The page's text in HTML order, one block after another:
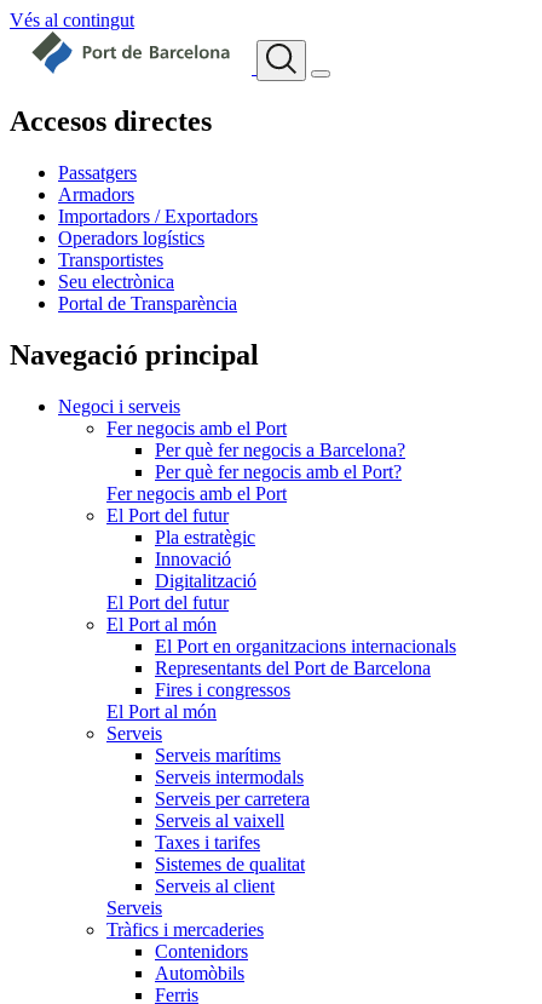
Vés al contingut
Accesos directes
Passatgers
Armadors
Importadors / Exportadors
Operadors logístics
Transportistes
Seu electrònica
Portal de Transparència
Navegació principal
Negoci i serveis
Fer negocis amb el Port
Per què fer negocis a Barcelona?
Per què fer negocis amb el Port?
Fer negocis amb el Port
El Port del futur
Pla estratègic
Innovació
Digitalització
El Port del futur
El Port al món
El Port en organitzacions internacionals
Representants del Port de Barcelona
Fires i congressos
El Port al món
Serveis
Serveis marítims
Serveis intermodals
Serveis per carretera
Serveis al vaixell
Taxes i tarifes
Sistemes de qualitat
Serveis al client
Serveis
Tràfics i mercaderies
Contenidors
Automòbils
Ferris